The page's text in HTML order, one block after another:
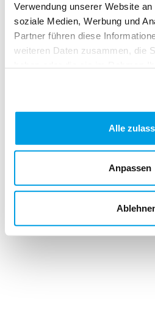
Verwendung unserer Website
soziale Medien, Werbung und
Partner führen diese
weiteren Daten zusammen, die
Alle
Anpassen